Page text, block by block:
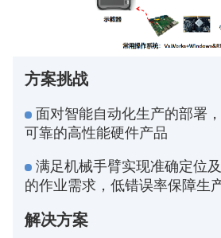
方案挑战
面对智能自动化生产的部署
可靠的高性能硬件产品
满足机械手臂实现准确定位
的作业需求，低错误率保障生
解决方案